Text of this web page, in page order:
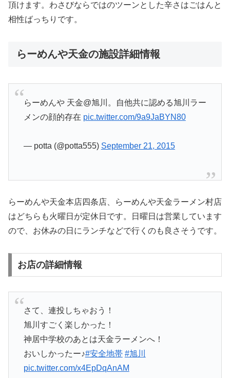
頂けます。わさびならではのツーンとした辛さはごはんと
相性ばっちりです。
らーめんや天金の施設詳細情報
らーめんや 天金@旭川。自他共に認める旭川ラー
メンの顔的存在 pic.twitter.com/9a9JaBYN80
— potta (@potta555) September 21, 2015
らーめんや天金本店四条店、らーめんや天金ラーメン村店
はどちらも火曜日が定休日です。日曜日は営業しています
ので、お休みの日にランチなどで行くのも良さそうです。
お店の詳細情報
さて、連投しちゃおう！
旭川すごく楽しかった！
神居中学校のあとは天金ラーメンへ！
おいしかったー♪#安全地帯 #旭川
pic.twitter.com/x4EpDqAnAM